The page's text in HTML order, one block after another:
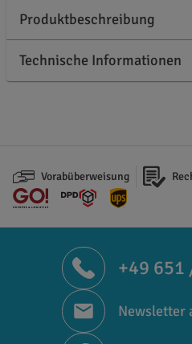
Produktbeschreibung
Technische Informationen
Vorabüberweisung
+49 651
Newsletter